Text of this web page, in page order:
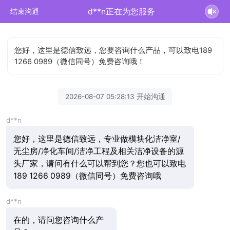
结束沟通 d**n正在为您服务
您好，这里是德信致远，您要咨询什么产品，可以致电189
1266 0989（微信同号）免费咨询哦！
2026-08-07 05:28:13 开始沟通
d**n
您好，这里是德信致远，专业做模块化洁净室/
无尘房/净化车间/洁净工程及相关洁净设备的源
头厂家，请问有什么可以帮到您？您也可以致电
189 1266 0989（微信同号）免费咨询哦
d**n
在的，请问您咨询什么产